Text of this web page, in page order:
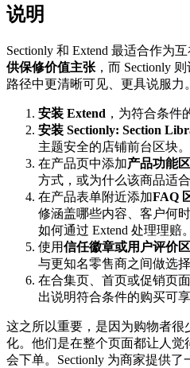
说明
Sectionly 和 Extend 最适合作为
供保修价值主张 ，而 Sectionly
路径中更清晰可见、更具说服力。
安装 Extend ，为符合条件
安装 Sectionly: Section
主题安全的店铺前台区块。
在产品页中添加产品功能
方式，或为什么该商品适合
在产品表单附近添加FAQ
修涵盖哪些内容、客户何
如何通过 Extend 处理理赔。
使用信任徽章或用户评价
与更知名零售商之间做选
在合集页、首页或促销页
出说明符合条件的购买可享
这之所以重要，是因为购物者
化。他们是在整个页面都让人
会下单。Sectionly 为商家提供